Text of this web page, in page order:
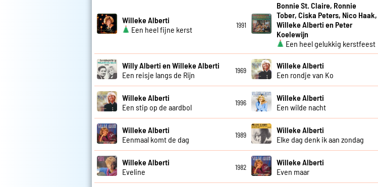
Willeke Alberti
Een heel fijne kerst
1991
Bonnie St. Claire, Ronnie
Tober, Ciska Peters, Nico Haak,
Willeke Alberti en Peter
Koelewijn
Een heel gelukkig kerstfeest
Willy Alberti en Willeke Alberti
Een reisje langs de Rijn
1969
Willeke Alberti
Een rondje van Ko
Willeke Alberti
Een stip op de aardbol
1996
Willeke Alberti
Een wilde nacht
Willeke Alberti
Eenmaal komt de dag
1989
Willeke Alberti
Elke dag denk ik aan zondag
Willeke Alberti
Eveline
1982
Willeke Alberti
Even maar